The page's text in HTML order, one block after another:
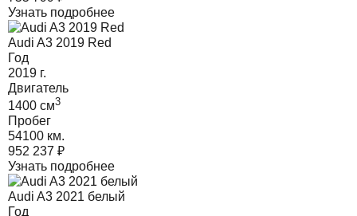
Узнать подробнее
Audi A3 2019 Red
Год
2019 г.
Двигатель
1400 cм3
Пробег
54100 км.
952 237 ₽
Узнать подробнее
Audi A3 2021 белый
Год